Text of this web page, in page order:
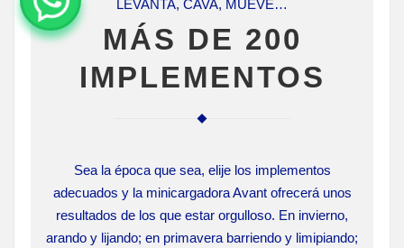
LEVANTA, CAVA, MUEVE…
MÁS DE 200
IMPLEMENTOS
Sea la época que sea, elije los implementos
adecuados y la minicargadora Avant ofrecerá unos
resultados de los que estar orgulloso. En invierno,
arando y lijando; en primavera barriendo y limipiando;